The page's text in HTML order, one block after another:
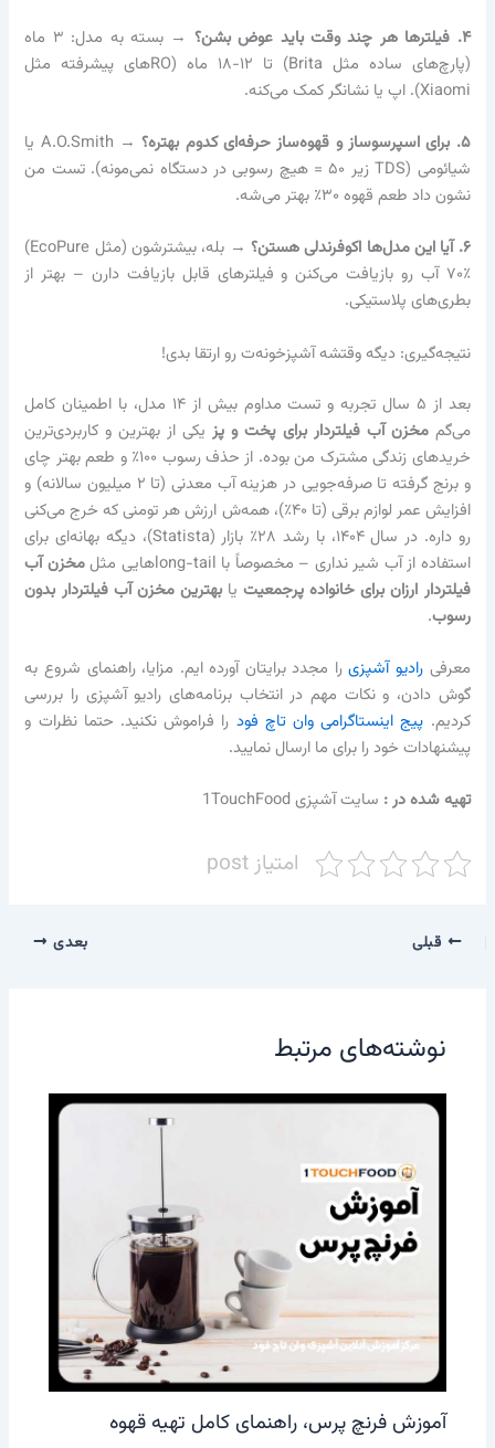
۴. فیلترها هر چند وقت باید عوض بشن؟
→ بسته به مدل: ۳ ماه
(پارچ‌های ساده مثل Brita) تا ۱۲-۱۸ ماه (ROهای پیشرفته مثل
Xiaomi). اپ یا نشانگر کمک می‌کنه.
۵. برای اسپرسوساز و قهوه‌ساز حرفه‌ای کدوم بهتره؟
→ A.O.Smith یا
شیائومی (TDS زیر ۵۰ = هیچ رسوبی در دستگاه نمی‌مونه). تست من
نشون داد طعم قهوه ۳۰٪ بهتر می‌شه.
۶. آیا این مدل‌ها اکوفرندلی هستن؟
→ بله، بیشترشون (مثل EcoPure)
۷۰٪ آب رو بازیافت می‌کنن و فیلترهای قابل بازیافت دارن – بهتر از
بطری‌های پلاستیکی.
نتیجه‌گیری: دیگه وقتشه آشپزخونه‌ت رو ارتقا بدی!
بعد از ۵ سال تجربه و تست مداوم بیش از ۱۴ مدل، با اطمینان کامل
می‌گممخزن آب فیلتردار برای پخت و پزیکی از بهترین و کاربردی‌ترین
خریدهای زندگی مشترک من بوده. از حذف رسوب ۱۰۰٪ و طعم بهتر چای
و برنج گرفته تا صرفه‌جویی در هزینه آب معدنی (تا ۲ میلیون سالانه) و
افزایش عمر لوازم برقی (تا ۴۰٪)، همه‌ش ارزش هر تومنی که خرج می‌کنی
رو داره. در سال ۱۴۰۴، با رشد ۲۸٪ بازار (Statista)، دیگه بهانه‌ای برای
استفاده از آب شیر نداری – مخصوصاً با long-tailهایی مثل
مخزن آب
فیلتردار ارزان برای خانواده پرجمعیتیابهترین مخزن آب فیلتردار بدون
رسوب.
معرفی رادیو آشپزیرا مجدد برایتان آورده ایم. مزایا، راهنمای شروع به
گوش دادن، و نکات مهم در انتخاب برنامه‌های رادیو آشپزی را بررسی
کردیم. پیج اینستاگرامی وان تاچ فود را فراموش نکنید. حتما نظرات و
پیشنهادات خود را برای ما ارسال نمایید.
تهیه شده در :‌ سایت آشپزی 1TouchFood
امتیاز post
قبلی بعدی
نوشته‌های مرتبط
آموزش فرنچ پرس، راهنمای کامل تهیه قهوه